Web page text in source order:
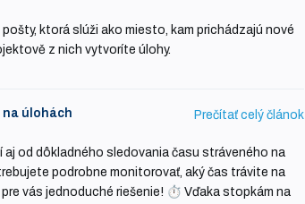
ktorá slúži ako miesto, kam prichádzajú nové
z nich vytvoríte úlohy.
úlohách
od dôkladného sledovania času stráveného na
podrobne monitorovať, aký čas trávite na
vás jednoduché riešenie! ⏱️ Vďaka stopkám na
Prečítať celý článok